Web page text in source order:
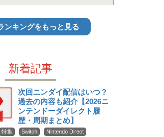
ンキングをもっと見る
新着記事
次回ニンダイ配信はいつ？
過去の内容も紹介【2026ニ
ンテンドーダイレクト履
歴・周期まとめ】
特集 Switch Nintendo Direct